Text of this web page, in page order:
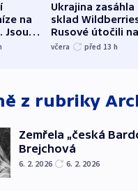
na
Jsou
Ukrajina zasáhla
sklad
Rusové útočili na
trh, hasiče či
včera před 13 h
z rubriky
Zemřela „česká
Brejchová
6. 2. 2026 6. 2. 2026